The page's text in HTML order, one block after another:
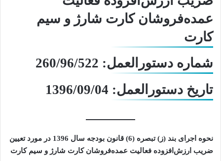
عمده‌فروشان کارت شارژ و سیم
کارت
شماره دستورالعمل: 260/96/522
تاریخ دستورالعمل: 1396/09/04
نحوه اجرای بند (ز) تبصره (6) قانون بودجه سال 1396 در مورد تعیین
ضریب ارزش‌افزوده فعالیت عمده‌فروشان کارت شارژ و سیم کارت